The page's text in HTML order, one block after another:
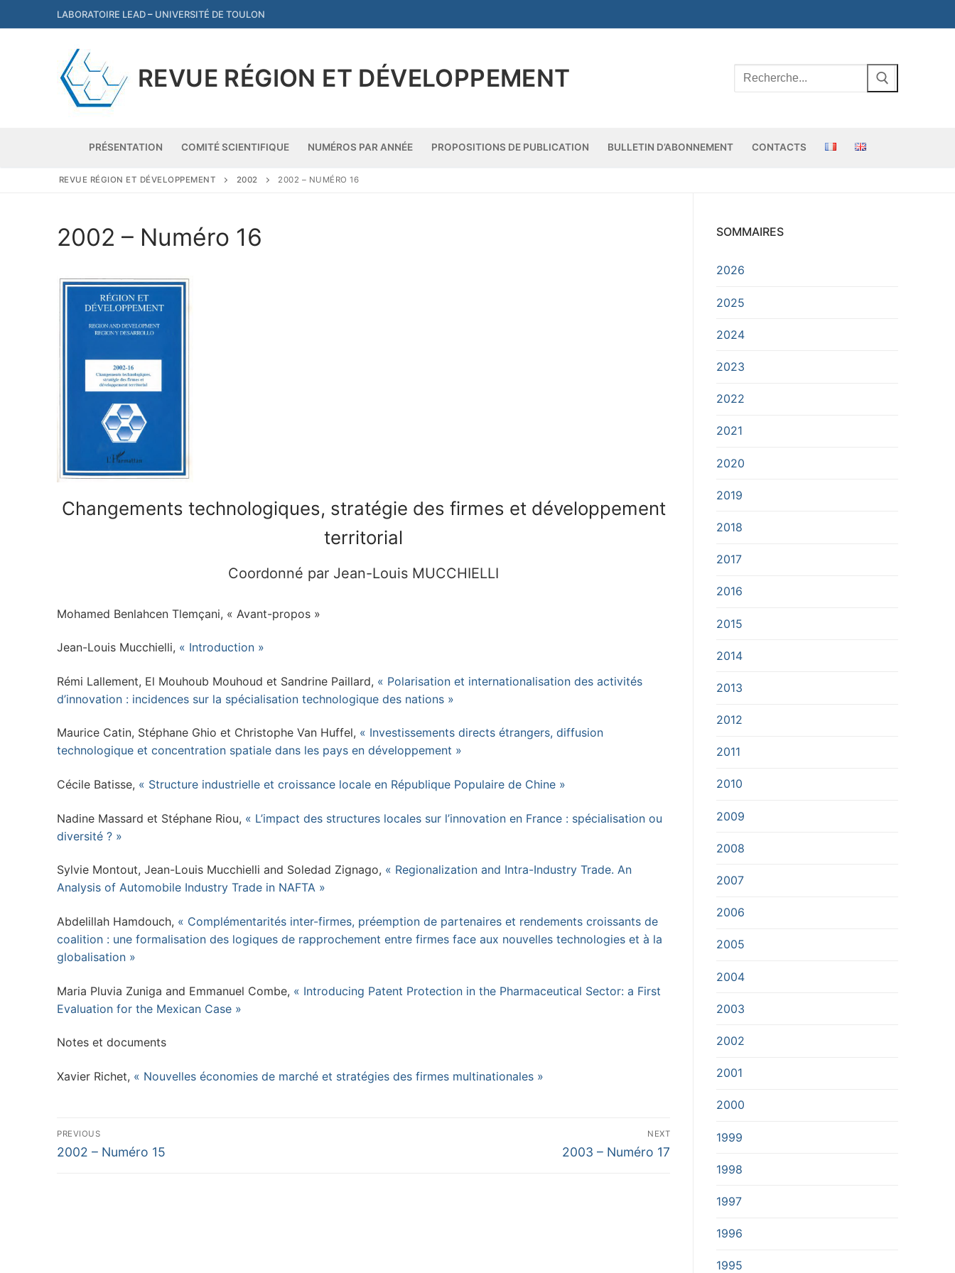
au
LABORATOIRE LEAD– UNIVERSITÉ DE TOULON
REVUE RÉGION ET DÉVELOPPEMENT
Rechercher
:
PRÉSENTATION COMITÉ SCIENTIFIQUE NUMÉROS PAR ANNÉE PROPOSITIONS DE PUBLICATION BULLETIN D’ABONNEMENT CONTACTS
Présentation
:
REVUE RÉGION ET DÉVELOPPEMENT 2002 2002 – NUMÉRO 16
2002 – Numéro 16
Changements technologiques, stratégie des firmes et développement
territorial
Coordonné par Jean-Louis MUCCHIELLI
Mohamed Benlahcen Tlemçani, « Avant-propos »
Jean-Louis Mucchielli, « Introduction »
Rémi Lallement, El Mouhoub Mouhoud et Sandrine Paillard, « Polarisation et internationalisation des activités
d’innovation : incidences sur la spécialisation technologique des nations »
Maurice Catin, Stéphane Ghio et Christophe Van Huffel, « Investissements directs étrangers, diffusion
technologique et concentration spatiale dans les pays en développement »
Cécile Batisse, « Structure industrielle et croissance locale en République Populaire de Chine »
Nadine Massard et Stéphane Riou, « L’impact des structures locales sur l’innovation en France : spécialisation ou
diversité ? »
Sylvie Montout, Jean-Louis Mucchielli and Soledad Zignago, « Regionalization and Intra-Industry Trade. An
Analysis of Automobile Industry Trade in NAFTA »
Abdelillah Hamdouch, « Complémentarités inter-firmes, préemption de partenaires et rendements croissants de
coalition : une formalisation des logiques de rapprochement entre firmes face aux nouvelles technologies et à la
globalisation »
Maria Pluvia Zuniga and Emmanuel Combe, « Introducing Patent Protection in the Pharmaceutical Sector: a First
Evaluation for the Mexican Case »
Notes et documents
Xavier Richet, « Nouvelles économies de marché et stratégies des firmes multinationales »
Navigation
de
PREVIOUS
Previous
2002 – Numéro 15
NEXT
Next
2003 – Numéro 17
SOMMAIRES
2026
2025
2024
2023
2022
2021
2020
2019
2018
2017
2016
2015
2014
2013
2012
2011
2010
2009
2008
2007
2006
2005
2004
2003
2002
2001
2000
1999
1998
1997
1996
1995